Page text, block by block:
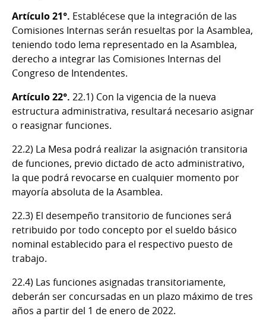
Artículo 21°. Establécese que la integración de las
Comisiones Internas serán resueltas por la Asamblea,
teniendo todo lema representado en la Asamblea,
derecho a integrar las Comisiones Internas del
Congreso de Intendentes.
Artículo 22°. 22.1) Con la vigencia de la nueva
estructura administrativa, resultará necesario asignar
o reasignar funciones.
22.2) La Mesa podrá realizar la asignación transitoria
de funciones, previo dictado de acto administrativo,
la que podrá revocarse en cualquier momento por
mayoría absoluta de la Asamblea.
22.3) El desempeño transitorio de funciones será
retribuido por todo concepto por el sueldo básico
nominal establecido para el respectivo puesto de
trabajo.
22.4) Las funciones asignadas transitoriamente,
deberán ser concursadas en un plazo máximo de tres
años a partir del 1 de enero de 2022.